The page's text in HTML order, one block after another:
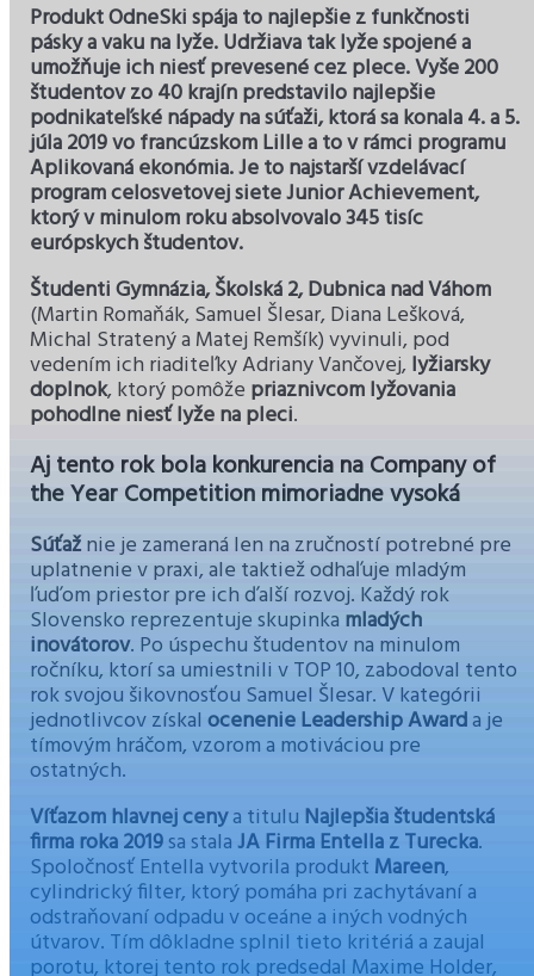
Produkt OdneSki spája to najlepšie z funkčnosti
pásky a vaku na lyže. Udržiava tak lyže spojené a
umožňuje ich niesť prevesené cez plece. Vyše 200
študentov zo 40 krajín predstavilo najlepšie
podnikateľské nápady na súťaži, ktorá sa konala 4. a 5.
júla 2019 vo francúzskom Lille a to v rámci programu
Aplikovaná ekonómia. Je to najstarší vzdelávací
program celosvetovej siete Junior Achievement,
ktorý v minulom roku absolvovalo 345 tisíc
európskych študentov.
Študenti Gymnázia, Školská 2, Dubnica nad Váhom
(Martin Romaňák, Samuel Šlesar, Diana Lešková,
Michal Stratený a Matej Remšík) vyvinuli, pod
vedením ich riaditeľky Adriany Vančovej, lyžiarsky
doplnok, ktorý pomôže priaznivcom lyžovania
pohodlne niesť lyže na pleci.
Aj tento rok bola konkurencia na Company of
the Year Competition mimoriadne vysoká
Súťažnie je zameraná len na zručností potrebné pre
uplatnenie v praxi, ale taktiež odhaľuje mladým
ľuďom priestor pre ich ďalší rozvoj. Každý rok
Slovensko reprezentuje skupinka mladých
inovátorov. Po úspechu študentov na minulom
ročníku, ktorí sa umiestnili v TOP 10, zabodoval tento
rok svojou šikovnosťou Samuel Šlesar. V kategórii
jednotlivcov získalocenenie Leadership Awarda je
tímovým hráčom, vzorom a motiváciou pre
ostatných.
Víťazom hlavnej cenya titulu Najlepšia študentská
firma roka 2019sa stalaJA Firma Entella z Turecka.
Spoločnosť Entella vytvorila produkt Mareen,
cylindrický filter, ktorý pomáha pri zachytávaní a
odstraňovaní odpadu v oceáne a iných vodných
útvarov. Tím dôkladne splnil tieto kritériá a zaujal
porotu, ktorej tento rok predsedal Maxime Holder,